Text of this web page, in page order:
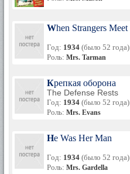
When Strangers Meet
Год: 1934 (было 52 года)
Роль: Mrs. Tarman
Крепкая оборона
The Defense Rests
Год: 1934 (было 52 года)
Роль: Mrs. Evans
He Was Her Man
Год: 1934 (было 52 года)
Роль: Mrs. Gardella